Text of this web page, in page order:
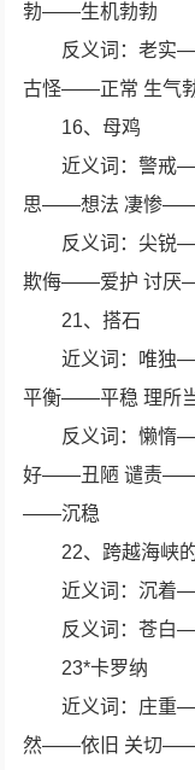
勃——生机勃勃
反义词：老
古怪——正常 生气
16、母鸡
近义词：警
思——想法 凄惨
反义词：尖
欺侮——爱护 讨厌
21、搭石
近义词：唯
平衡——平稳 理所
反义词：懒
好——丑陋 谴责——
——沉稳
22、跨越海峡
近义词：沉
反义词：苍
23*卡罗纳
近义词：庄
然——依旧 关切——